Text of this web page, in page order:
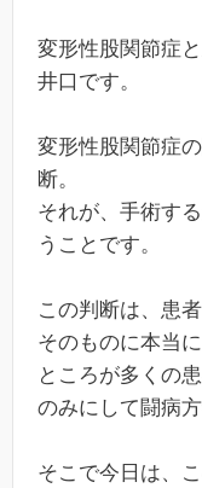
変形性股関節症
井口です。
変形性股関節症
断。
それが、手術す
うことです。
この判断は、患
そのものに本当
ところが多くの
のみにして闘病
そこで今日は、